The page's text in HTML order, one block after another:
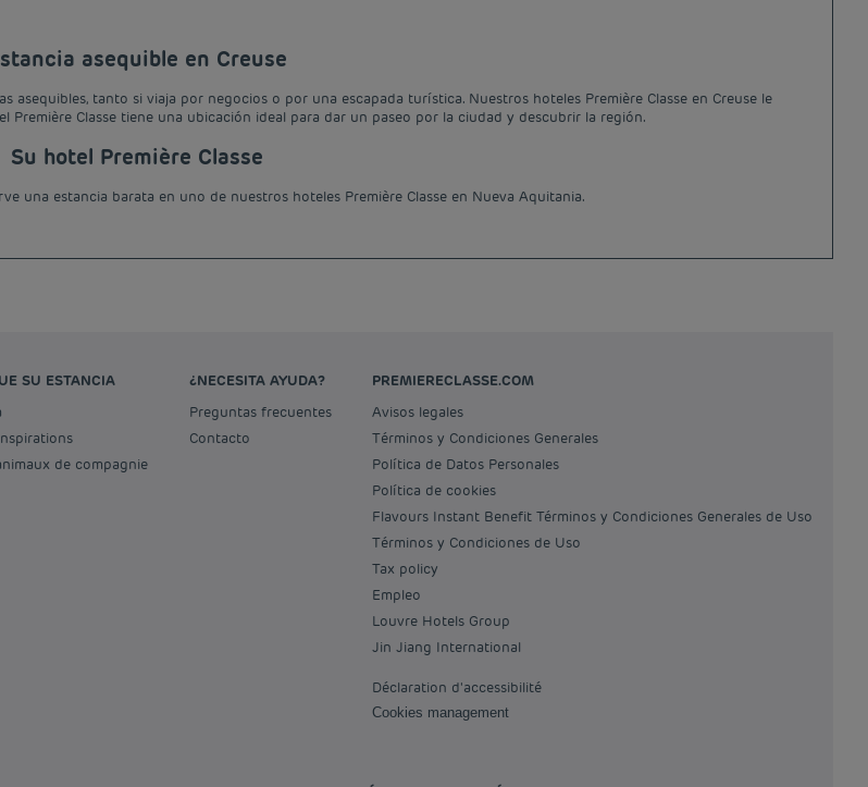
asequible en Creuse
asequibles, tanto si viaja por negocios o por una escapada turística. Nuestros hoteles Première Classe en Creuse le
Première Classe tiene una ubicación ideal para dar un paseo por la ciudad y descubrir la región.
Su hotel Première Classe
una estancia barata en uno de nuestros hoteles Première Classe en Nueva Aquitania.
SU ESTANCIA
de compagnie
¿NECESITA AYUDA?
Preguntas frecuentes
Contacto
PREMIERECLASSE.COM
Avisos legales
Términos y Condiciones Generales
Política de Datos Personales
Política de cookies
Flavours Instant Benefit Términos y Condiciones Generales de Uso
Términos y Condiciones de Uso
Tax policy
Empleo
Louvre Hotels Group
Jin Jiang International
Déclaration d'accessibilité
Cookies management